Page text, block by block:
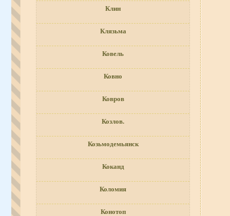
Клин
Клязьма
Ковель
Ковно
Ковров
Козлов.
Козьмодемьянск
Коканд
Коломия
Конотоп